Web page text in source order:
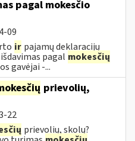
pagal mokesčio
09
ir pajamų deklaracijų
pagal mokesčių
gavėjai -...
prievolių,
22
prievolių, skolų?